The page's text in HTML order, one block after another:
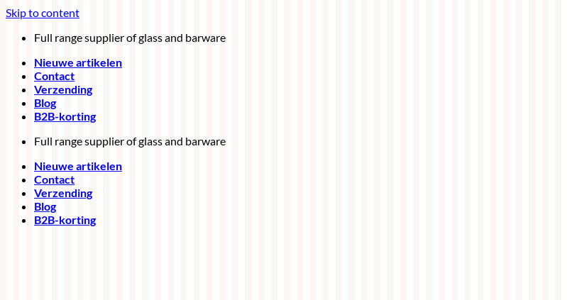
Skip to content
Full range supplier of glass and barware
Nieuwe artikelen
Contact
Verzending
Blog
B2B-korting
Full range supplier of glass and barware
Nieuwe artikelen
Contact
Verzending
Blog
B2B-korting